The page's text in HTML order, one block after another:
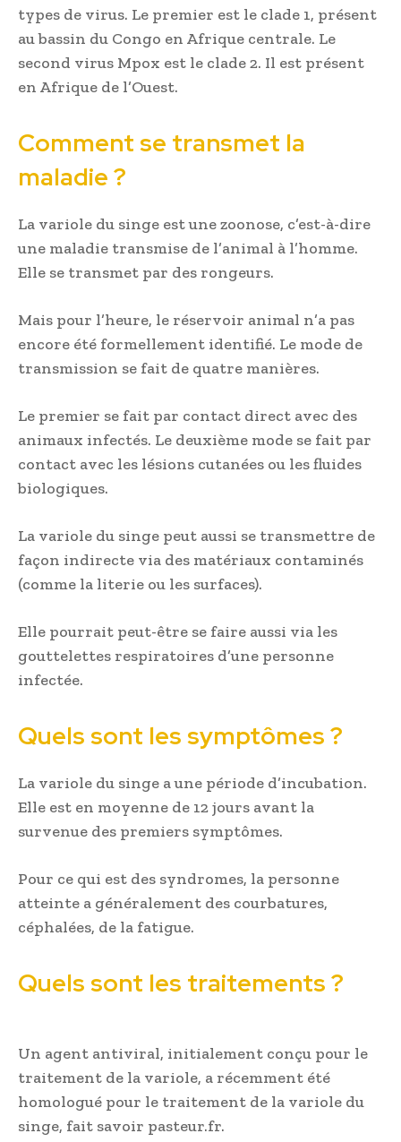
types de virus. Le premier est le clade 1, présent
au bassin du Congo en Afrique centrale. Le
second virus Mpox est le clade 2. Il est présent
en Afrique de l’Ouest.
Comment se transmet la
maladie ?
La variole du singe ‎‎est une zoonose, c’est-à-dire
une maladie transmise de l’animal à l’homme.
Elle se transmet par des rongeurs.
Mais pour l’heure, le réservoir animal n’a pas
encore été formellement identifié. Le mode de
transmission se fait de quatre manières.
Le premier se fait par contact direct avec des
animaux infectés. Le deuxième mode se fait par
contact avec les lésions cutanées ou les fluides
biologiques.
La variole du singe peut aussi se transmettre de
façon indirecte via des matériaux contaminés
(comme la literie ou les surfaces).
Elle pourrait peut-être se faire aussi via les
gouttelettes respiratoires d’une personne
infectée.
Quels sont les symptômes ?
La variole du singe a une période d’incubation.
Elle est en moyenne de 12 jours avant la
survenue des premiers symptômes.
Pour ce qui est des syndromes, la personne
atteinte a généralement des courbatures,
céphalées, de la fatigue.
Quels sont les traitements ?
Un agent antiviral, initialement conçu pour le
traitement de la variole, a récemment été
homologué pour le traitement de la variole du
singe, fait savoir pasteur.fr.